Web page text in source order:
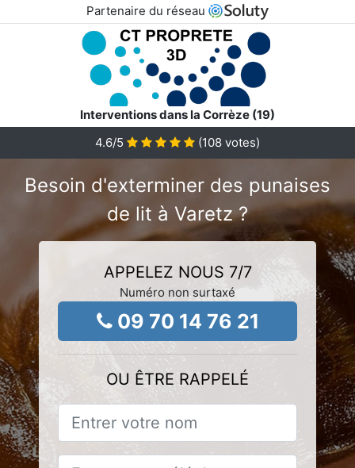
Partenaire du réseau
Interventions dans la Corrèze (19)
4.6/5 (108 votes)
Besoin d'exterminer des punaises
de lit à Varetz ?
APPELEZ NOUS 7/7
Numéro non surtaxé
09 70 14 76 21
OU ÊTRE RAPPELÉ